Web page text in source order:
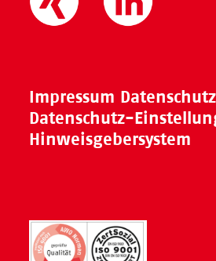
Impressum
Datenschutz-
Hinweisgebersystem